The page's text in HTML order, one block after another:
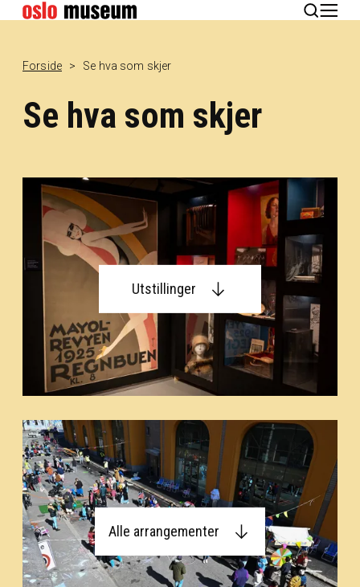
English
Forside Se hva som skjer
Se hva som skjer
Utstillinger
Alle arrangementer